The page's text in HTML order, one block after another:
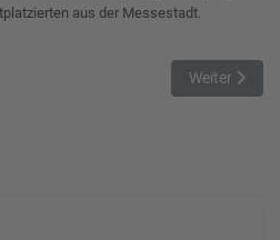
aus der Messestadt.
zwei Siege Nächster
Weiter